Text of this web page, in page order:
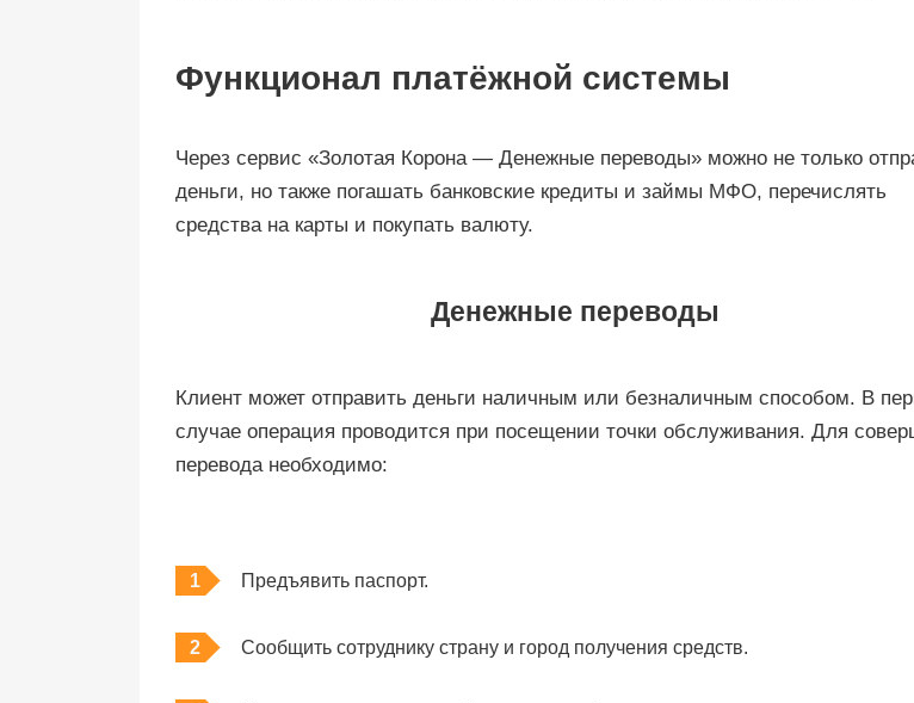
Функционал платёжной системы
Через сервис «Золотая Корона — Денежные переводы» можно не только
деньги, но также погашать банковские кредиты и займы МФО, перечислять
средства на карты и покупать валюту.
Денежные переводы
Клиент может отправить деньги наличным или безналичным способом. В
случае операция проводится при посещении точки обслуживания. Для
перевода необходимо:
Предъявить паспорт.
Сообщить сотруднику страну и город получения средств.